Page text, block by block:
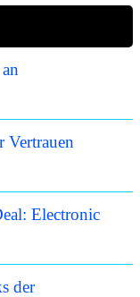
Vertrauen
Electronic
der